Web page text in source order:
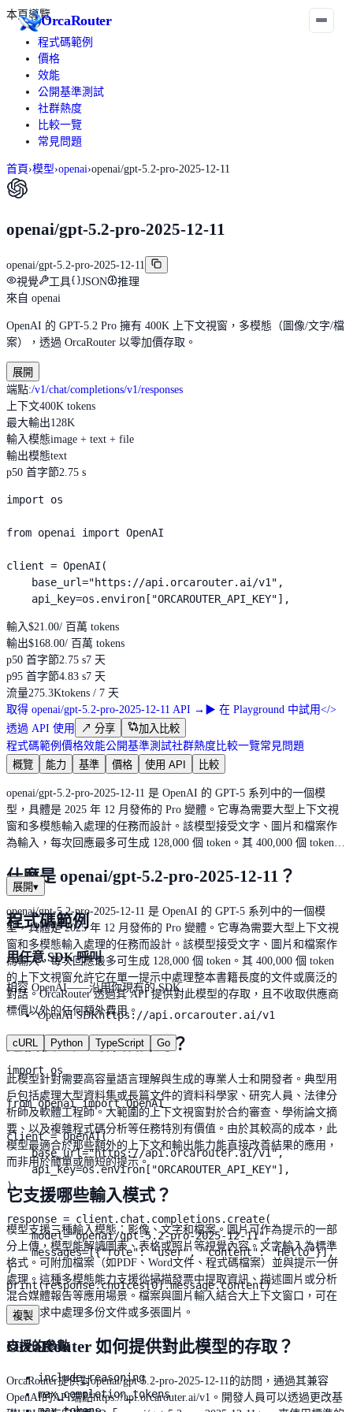
OrcaRouter
本頁導覽
程式碼範例
價格
效能
公開基準測試
社群熱度
比較一覽
常見問題
首頁 ›模型›openai›openai/gpt-5.2-pro-2025-12-11
openai/gpt-5.2-pro-2025-12-11
openai/gpt-5.2-pro-2025-12-11
視覺
工具 JSON
推理
來自 openai
OpenAI 的 GPT-5.2 Pro 擁有 400K 上下文視窗，多模態（圖像/文字/檔
案），透過 OrcaRouter 以零加價存取。
展開
端點:/v1/chat/completions/v1/responses
上下文400K tokens
最大輸出128K
輸入模態image + text + file
輸出模態text
p50 首字節2.75 s
import os
from openai import OpenAI
client = OpenAI(
    base_url="https://api.orcarouter.ai/v1",
    api_key=os.environ["ORCAROUTER_API_KEY"],
輸入 $21.00/ 百萬 tokens
輸出$168.00/ 百萬 tokens
p50 首字節2.75 s7 天
p95 首字節4.83 s7 天
流量275.3Ktokens / 7 天
取得 openai/gpt-5.2-pro-2025-12-11 API → ▶ 在 Playground 中試用</>
透過 API 使用
↗ 分享
加入比較
程式碼範例 價格效能公開基準測試社群熱度 比較一覽常見問題
概覽
能力 基準 價格 使用 API 比較
openai/gpt-5.2-pro-2025-12-11 是 OpenAI 的 GPT-5 系列中的一個模
型，具體是 2025 年 12 月發佈的 Pro 變體。它專為需要大型上下文視
窗和多模態輸入處理的任務而設計。該模型接受文字、圖片和檔案作
為輸入，每次回應最多可生成 128,000 個 token。其 400,000 個 token…
什麼是 openai/gpt-5.2-pro-2025-12-11？
openai/gpt-5.2-pro-2025-12-11 是 OpenAI 的 GPT-5 系列中的一個模
型，具體是 2025 年 12 月發佈的 Pro 變體。它專為需要大型上下文視
窗和多模態輸入處理的任務而設計。該模型接受文字、圖片和檔案作
為輸入，每次回應最多可生成 128,000 個 token。其 400,000 個 token
的上下文視窗允許它在單一提示中處理整本書籍長度的文件或廣泛的
對話。OrcaRouter 透過其 API 提供對此模型的存取，且不收取供應商
標價以外的任何額外費用。
這個模型是為誰設計的？
此模型針對需要高容量語言理解與生成的專業人士和開發者。典型用
戶包括處理大型資料集或長篇文件的資料科學家、研究人員、法律分
析師及軟體工程師。大範圍的上下文視窗對於合約審查、學術論文摘
要、以及複雜程式碼分析等任務特別有價值。由於其較高的成本，此
模型最適合於那些額外的上下文和輸出能力能直接改善結果的應用，
而非用於簡單或簡短的提示。
它支援哪些輸入模式？
模型支援三種輸入模態：影像、文字和檔案。圖片可作為提示的一部
分上傳，模型能解讀圖表、表格或照片等視覺內容。文字輸入為標準
格式。可附加檔案（如PDF、Word文件、程式碼檔案）並與提示一併
處理。這種多模態能力支援從掃描發票中提取資訊、描述圖片或分析
混合媒體報告等應用場景。檔案與圖片輸入結合大上下文窗口，可在
單一請求中處理多份文件或多張圖片。
OrcaRouter 如何提供對此模型的存取？
OrcaRouter提供對openai/gpt-5.2-pro-2025-12-11的訪問，通過其兼容
OpenAI的API端點https://api.orcarouter.ai/v1。開發人員可以透過更改基
展開▾
程式碼範例
用任意 SDK 呼叫
相容 OpenAI——沿用你現有的 SDK
OpenAI SDKhttps://api.orcarouter.ai/v1
cURL Python TypeScript Go
import os
from openai import OpenAI
client = OpenAI(
    base_url="https://api.orcarouter.ai/v1",
    api_key=os.environ["ORCAROUTER_API_KEY"],
)
response = client.chat.completions.create(
    model="openai/gpt-5.2-pro-2025-12-11",
    messages=[{"role": "user", "content": "Hello"}],
)
print(response.choices[0].message.content)
複製
支援的參數
include_reasoning
max_completion_tokens